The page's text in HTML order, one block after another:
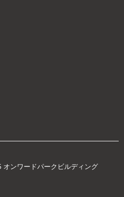
ンワードパークビルディング